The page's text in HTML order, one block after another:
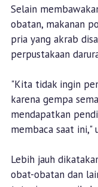
Selain
obatan, makanan
pria yang akrab
perpustakaan
"Kita tidak ingin
karena gempa
mendapatkan
membaca saat ini,"
Lebih jauh
obat-obatan dan